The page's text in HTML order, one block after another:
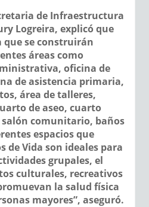
de Infraestructura
Logreira, explicó que
que se construirán
áreas como
oficina de
de asistencia primaria,
área de talleres,
de aseo, cuarto
comunitario, baños
espacios que
de Vida son ideales para
grupales, el
culturales, recreativos
la salud física
mayores”, aseguró.